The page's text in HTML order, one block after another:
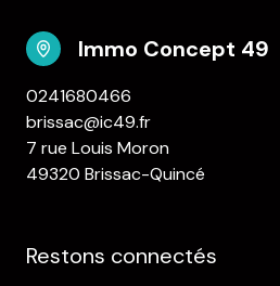
Immo Concept 49
0241680466
brissac@ic49.fr
7 rue Louis Moron
49320 Brissac-Quincé
Restons connectés